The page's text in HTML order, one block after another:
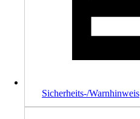
Sicherheits-/Warnhinweis